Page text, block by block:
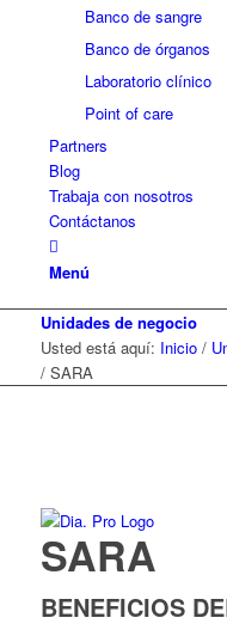
Banco de sangre
Banco de órganos
Laboratorio clínico
Point of care
Partners
Blog
Trabaja con nosotros
Contáctanos
Menú
Unidades de negocio
Usted está aquí: Inicio /
/ SARA
SARA
BENEFICIOS